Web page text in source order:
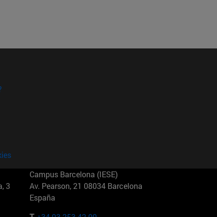
3
Campus Barcelona (IESE)
Av. Pearson, 21 08034 Barcelona
España